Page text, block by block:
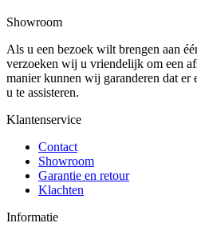
Showroom
Als u een bezoek wilt brengen aan
verzoeken wij u vriendelijk om een
manier kunnen wij garanderen dat er
u te assisteren.
Klantenservice
Contact
Showroom
Garantie en retour
Klachten
Informatie